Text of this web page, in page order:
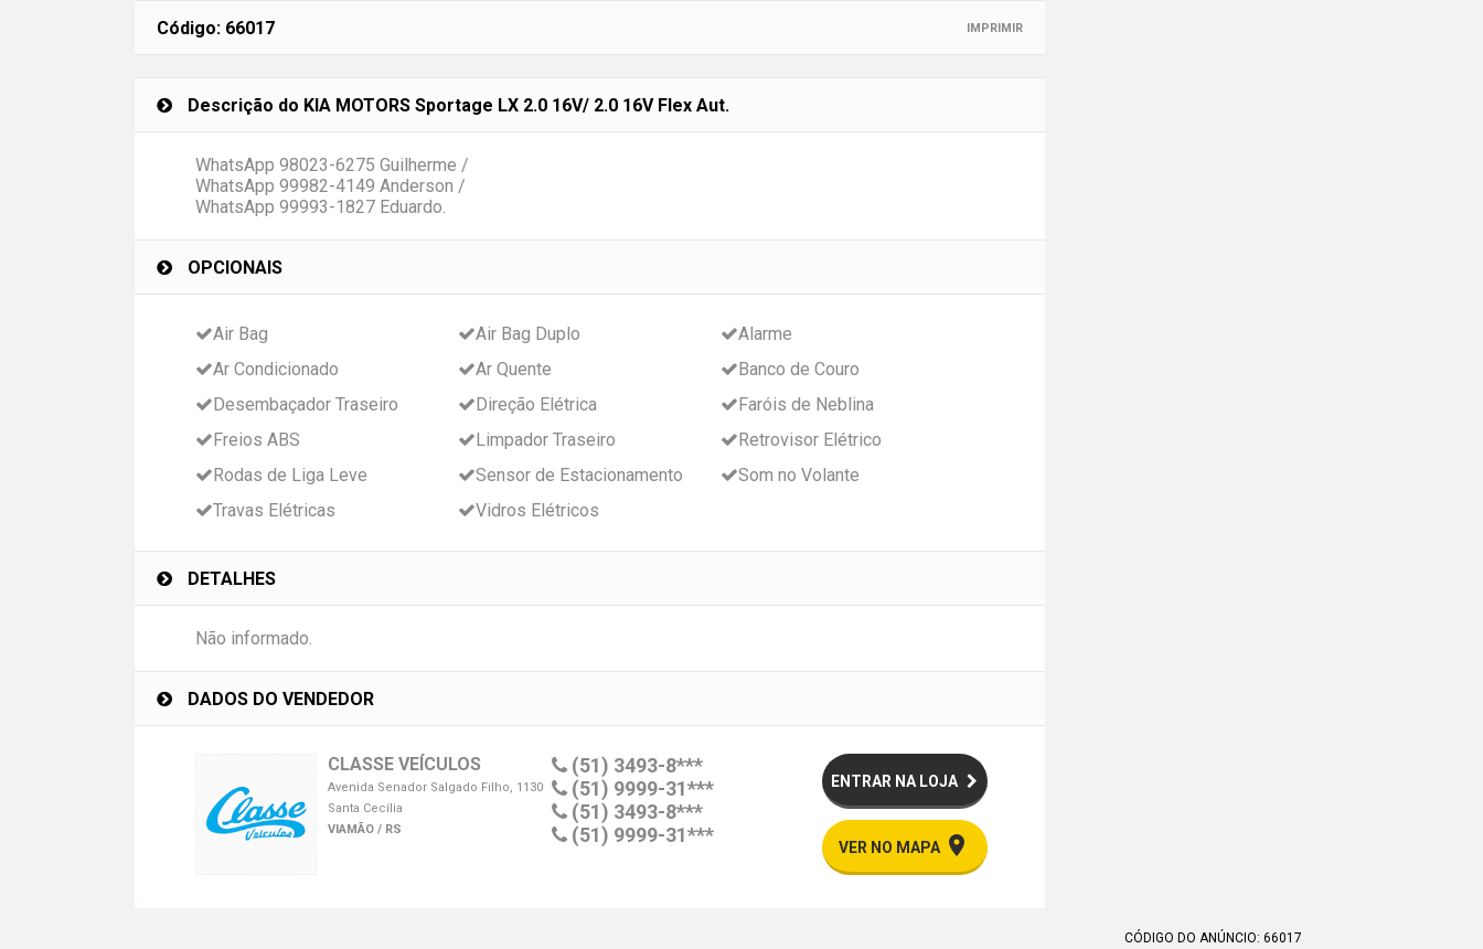
Código: 66017 IMPRIMIR
Descrição do KIA MOTORS Sportage LX 2.0 16V/ 2.0 16V Flex Aut.
WhatsApp 98023-6275 Guilherme /
WhatsApp 99982-4149 Anderson /
WhatsApp 99993-1827 Eduardo.
OPCIONAIS
Air Bag Air Bag Duplo
Alarme
Ar Condicionado
Ar Quente
Banco de Couro
Desembaçador Traseiro
Direção Elétrica
Faróis de Neblina
Freios ABS
Limpador Traseiro
Retrovisor Elétrico
Rodas de Liga Leve
Sensor de Estacionamento
Som no Volante
Travas Elétricas
Vidros Elétricos
DETALHES
Não informado.
DADOS DO VENDEDOR
CLASSE VEÍCULOS
Avenida Senador Salgado Filho, 1130
Santa Cecília
VIAMÃO / RS
(51) 3493-8***
(51) 9999-31***
(51) 3493-8***
(51) 9999-31***
ENTRAR NA LOJA
VER NO MAPA place
CÓDIGO DO ANÚNCIO: 66017